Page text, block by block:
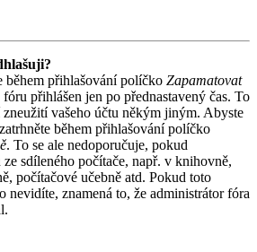
během přihlašování políčko Zapamatovat
fóru přihlášen jen po přednastavený čas. To
vašeho účtu někým jiným. Abyste
během přihlašování políčko
. To se ale nedoporučuje, pokud
sdíleného počítače, např. v knihovně,
počítačové učebně atd. Pokud toto
nevidíte, znamená to, že administrátor fóra